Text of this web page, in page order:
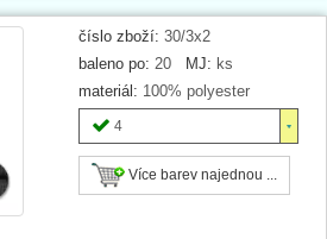
číslo zboží: 30/3x2
baleno po: 20 MJ: ks
materiál: 100% polyester
4
Více barev najednou ...